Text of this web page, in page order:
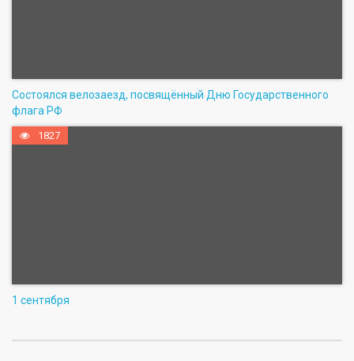
Состоялся велозаезд, посвящённый Дню Государственного
флага РФ
1827
1 сентября